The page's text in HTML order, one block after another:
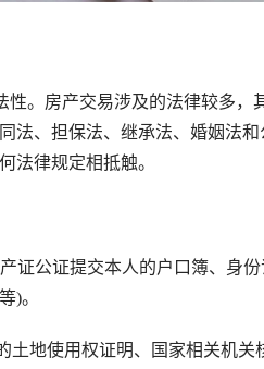
。房产交易涉及的法律较多，
法、担保法、继承法、婚姻法
法律规定相抵触。
公证提交本人的户口簿、身份
)。
地使用权证明、国家相关机关